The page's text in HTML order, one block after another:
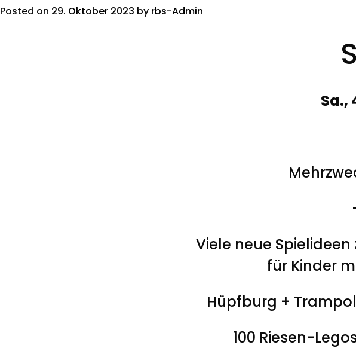
Posted on 29. Oktober 2023 by rbs-Admin
Sa.,
Viele neue
für Kinder
Hüpfburg +
100 Riesen-